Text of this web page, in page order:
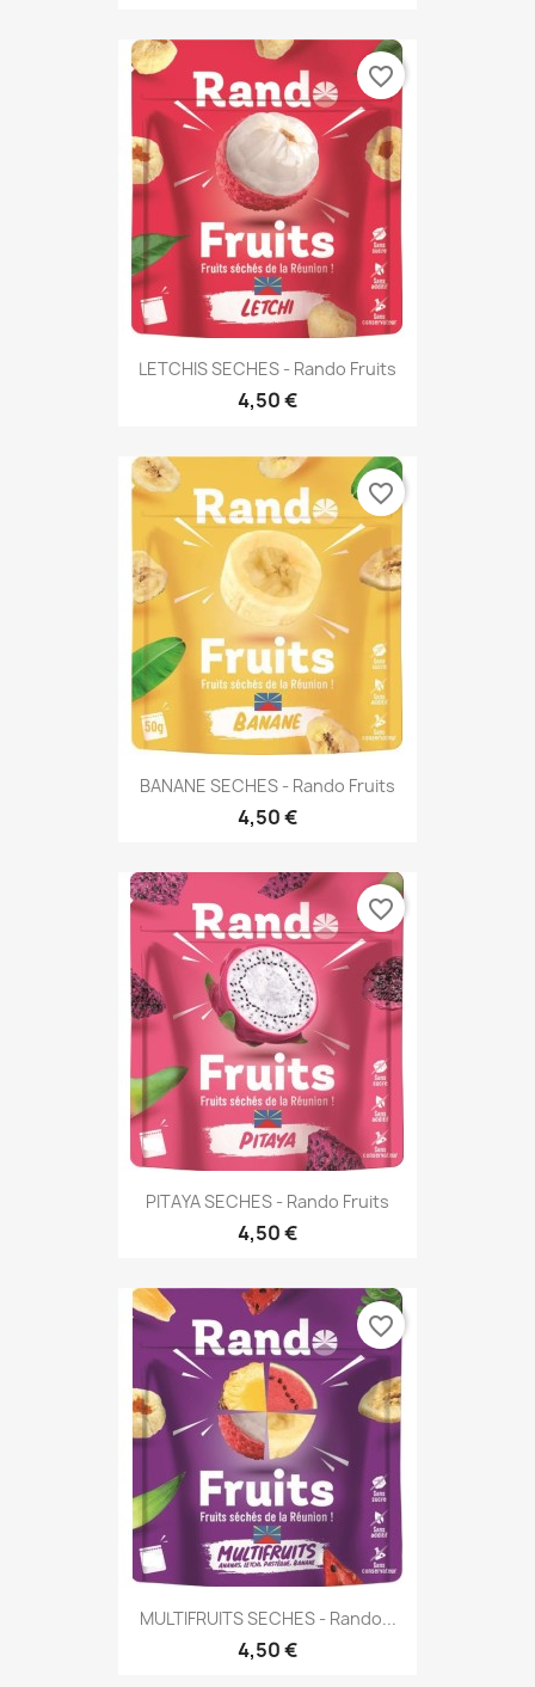
LETCHIS SECHES - Rando Fruits
4,50 €
favorite_border
BANANE SECHES - Rando Fruits
4,50 €
favorite_border
PITAYA SECHES - Rando Fruits
4,50 €
favorite_border
MULTIFRUITS SECHES - Rando...
4,50 €
favorite_border